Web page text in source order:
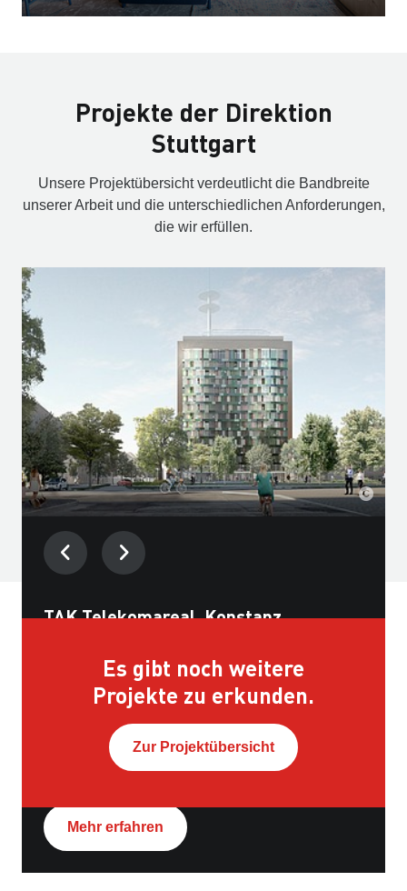
Projekte der Direktion
Stuttgart
Unsere Projektübersicht verdeutlicht die Bandbreite
unserer Arbeit und die unterschiedlichen Anforderungen,
die wir erfüllen.
TAK Telekomareal, Konstanz
Auftraggeber:
BPD Immobilienentwicklung GmbH
Mehr erfahren
Es gibt noch weitere
Projekte zu erkunden.
Zur Projektübersicht